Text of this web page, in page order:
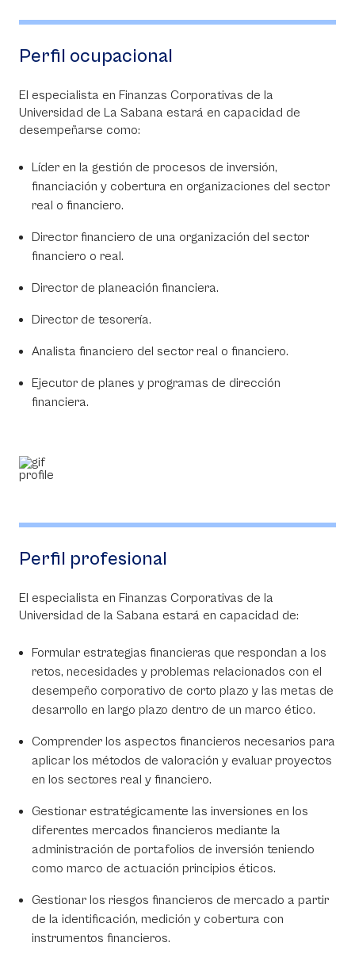
Perfil ocupacional
El especialista en Finanzas Corporativas de la
Universidad de La Sabana estará en capacidad de
desempeñarse como:
Líder en la gestión de procesos de inversión,
financiación y cobertura en organizaciones del sector
real o financiero.
Director financiero de una organización del sector
financiero o real.
Director de planeación financiera.
Director de tesorería.
Analista financiero del sector real o financiero.
Ejecutor de planes y programas de dirección
financiera.
Perfil profesional
El especialista en Finanzas Corporativas de la
Universidad de la Sabana estará en capacidad de:
Formular estrategias financieras que respondan a los
retos, necesidades y problemas relacionados con el
desempeño corporativo de corto plazo y las metas de
desarrollo en largo plazo dentro de un marco ético.
Comprender los aspectos financieros necesarios para
aplicar los métodos de valoración y evaluar proyectos
en los sectores real y financiero.
Gestionar estratégicamente las inversiones en los
diferentes mercados financieros mediante la
administración de portafolios de inversión teniendo
como marco de actuación principios éticos.
Gestionar los riesgos financieros de mercado a partir
de la identificación, medición y cobertura con
instrumentos financieros.